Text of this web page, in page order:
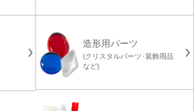
造形用パーツ
(クリスタルパーツ･装飾用品
など)